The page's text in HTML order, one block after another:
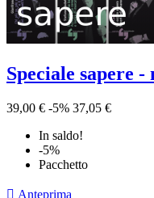
Speciale sapere -
39,00 € -5% 37,05 €
In saldo!
-5%
Pacchetto
 Anteprima